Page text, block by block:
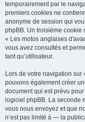
temporairement par le
premiers cookies ne
anonyme de session qui
phpBB. Un troisième cookie
« Les motos anglaises
vous avez consultés et
tant qu’utilisateur.
Lors de votre navigation
pouvons également créer
document qui est prévu
logiciel phpBB. La seconde
vous nous envoyez et que
n’est pas limité à — la